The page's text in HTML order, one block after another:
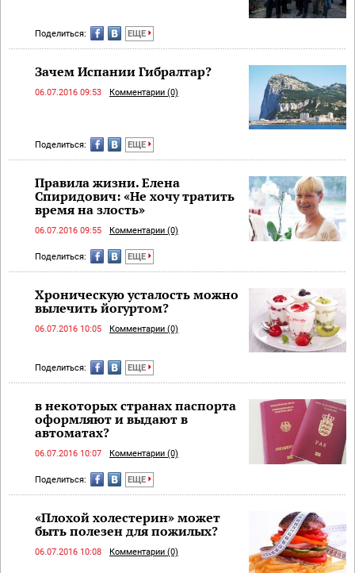
Поделиться: ЕЩЕ
Зачем Испании Гибралтар?
06.07.2016 09:53 Комментарии (0)
Поделиться: ЕЩЕ
Правила жизни. Елена
Спиридович: «Не хочу тратить
время на злость»
06.07.2016 09:55 Комментарии (0)
Поделиться: ЕЩЕ
Хроническую усталость можно
вылечить йогуртом?
06.07.2016 10:05 Комментарии (0)
Поделиться: ЕЩЕ
в некоторых странах паспорта
оформляют и выдают в
автоматах?
06.07.2016 10:07 Комментарии (0)
Поделиться: ЕЩЕ
«Плохой холестерин» может
быть полезен для пожилых?
06.07.2016 10:08 Комментарии (0)